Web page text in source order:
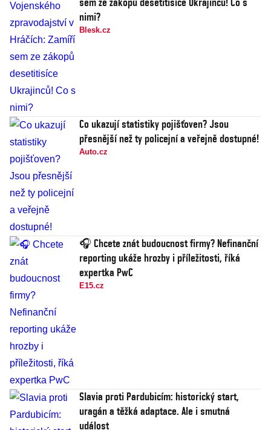
nimi?
Blesk.cz
Co ukazují statistiky pojišťoven? Jsou
přesnější než ty policejní a veřejně dostupné!
Auto.cz
🎧 Chcete znát budoucnost firmy? Nefinanční
reporting ukáže hrozby i příležitosti, říká
expertka PwC
E15.cz
Slavia proti Pardubicím: historický start,
uragán a těžká adaptace. Ale i smutná
událost